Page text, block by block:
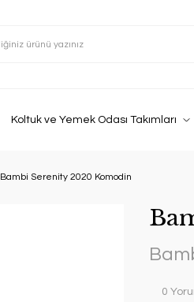
Koltuk ve Yemek Odası Takımları
Bambi Serenity 2020 Komodin
0